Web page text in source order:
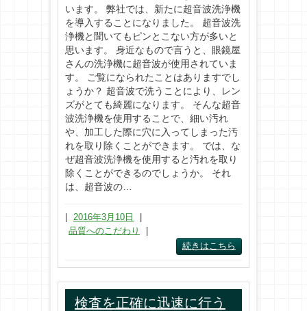
います。 弊社では、新たに超音波洗浄機
を導入することになりました。 超音波洗
浄機と聞いてもピンとこない方が多いと
思います。 身近なもので言うと、眼鏡屋
さんの洗浄機に超音波が使用されていま
す。 ご覧になられたことはありますでし
ょうか？ 超音波で洗うことにより、レン
ズがとても綺麗になります。 そんな超音
波洗浄機を使用することで、細い汚れ
や、加工した際に穴に入ってしまった汚
れを取り除くことができます。 では、な
ぜ超音波洗浄機を使用すると汚れを取り
除くことができるのでしょうか。 それ
は、超音波の…
2016年3月10日
品質へのこだわり
続きはこちら
検査を正確に迅速に行う